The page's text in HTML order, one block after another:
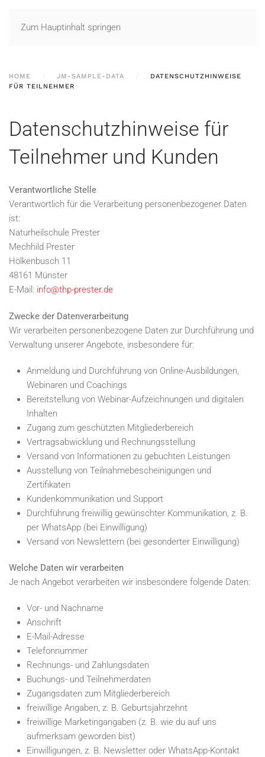
Zum Hauptinhalt springen
HOME JM-SAMPLE-DATA
DATENSCHUTZHINWEISE
FÜR TEILNEHMER
Datenschutzhinweise für
Teilnehmer und Kunden
Verantwortliche Stelle
Verantwortlich für die Verarbeitung personenbezogener Daten
ist:
Naturheilschule Prester
Mechhild Prester
Hölkenbusch 11
48161 Münster
E-Mail: info@thp-prester.de
Zwecke der Datenverarbeitung
Wir verarbeiten personenbezogene Daten zur Durchführung und
Verwaltung unserer Angebote, insbesondere für:
Anmeldung und Durchführung von Online-Ausbildungen,
Webinaren und Coachings
Bereitstellung von Webinar-Aufzeichnungen und digitalen
Inhalten
Zugang zum geschützten Mitgliederbereich
Vertragsabwicklung und Rechnungsstellung
Versand von Informationen zu gebuchten Leistungen
Ausstellung von Teilnahmebescheinigungen und
Zertifikaten
Kundenkommunikation und Support
Durchführung freiwillig gewünschter Kommunikation, z. B.
per WhatsApp (bei Einwilligung)
Versand von Newslettern (bei gesonderter Einwilligung)
Welche Daten wir verarbeiten
Je nach Angebot verarbeiten wir insbesondere folgende Daten:
Vor- und Nachname
Anschrift
E-Mail-Adresse
Telefonnummer
Rechnungs- und Zahlungsdaten
Buchungs- und Teilnehmerdaten
Zugangsdaten zum Mitgliederbereich
freiwillige Angaben, z. B. Geburtsjahrzehnt
freiwillige Marketingangaben (z. B. wie du auf uns
aufmerksam geworden bist)
Einwilligungen, z. B. Newsletter oder WhatsApp-Kontakt